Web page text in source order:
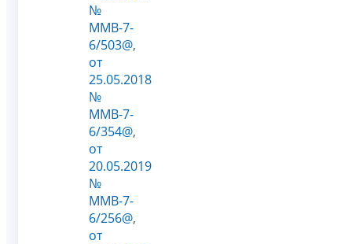
№
ММВ-7-
6/503@,
от
25.05.2018
№
ММВ-7-
6/354@,
от
20.05.2019
№
ММВ-7-
6/256@,
от